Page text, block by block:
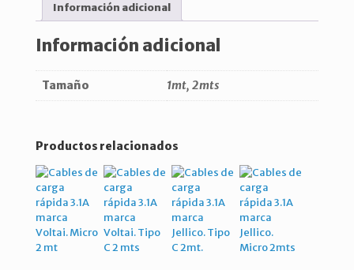
cantidad
Información adicional
Información adicional
Tamaño 1mt, 2mts
Productos relacionados